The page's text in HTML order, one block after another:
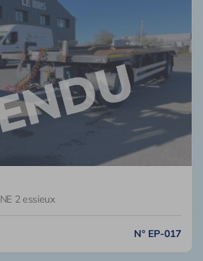
2 essieux
N° EP-017